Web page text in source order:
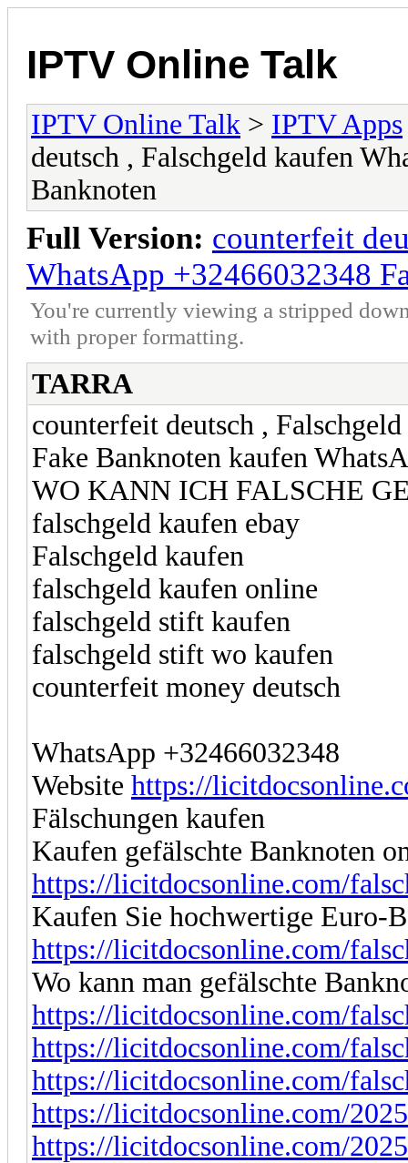
IPTV Online Talk
IPTV Online Talk > IPTV Apps
deutsch , Falschgeld kaufen
Banknoten
Full Version: counterfeit
WhatsApp +32466032348
You're currently viewing a stripped
with proper formatting.
TARRA
counterfeit deutsch ,
Fake Banknoten kaufen
WO KANN ICH FALSCHE
falschgeld kaufen ebay
Falschgeld kaufen
falschgeld kaufen online
falschgeld stift kaufen
falschgeld stift wo kaufen
counterfeit money deutsch
WhatsApp +32466032348
Website https://
Fälschungen kaufen
Kaufen gefälschte Banknoten
https://licitdocsonline.com/
Kaufen Sie hochwertige Euro-
https://licitdocsonline.com/
Wo kann man gefälschte
https://licitdocsonline.com/
https://licitdocsonline.com/
https://licitdocsonline.com/
https://licitdocsonline.com/
https://licitdocsonline.com/